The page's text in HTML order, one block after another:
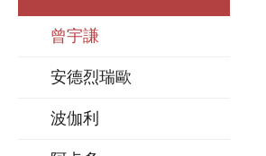
曾宇謙
安德烈瑞歐
波伽利